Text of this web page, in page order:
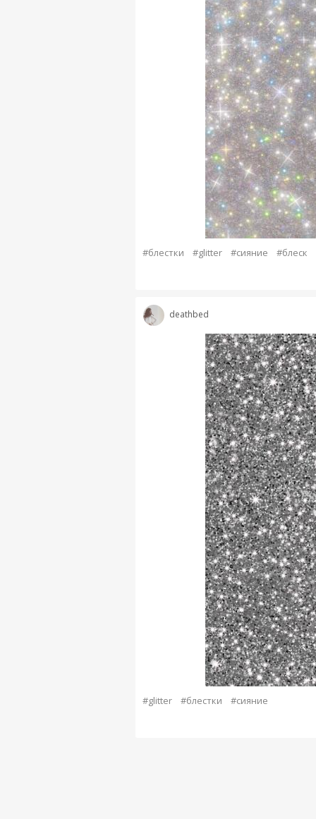
#блестки #glitter #сияние #блеск
deathbed
#glitter #блестки #сияние